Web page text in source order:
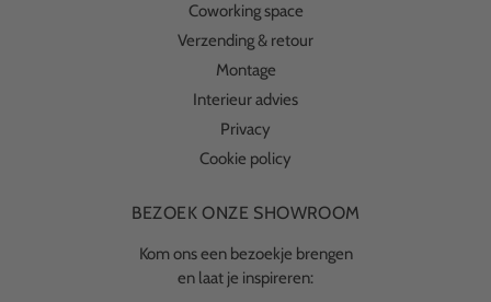
Coworking space
Verzending & retour
Montage
Interieur advies
Privacy
Cookie policy
BEZOEK ONZE SHOWROOM
Kom ons een bezoekje brengen
en laat je inspireren: